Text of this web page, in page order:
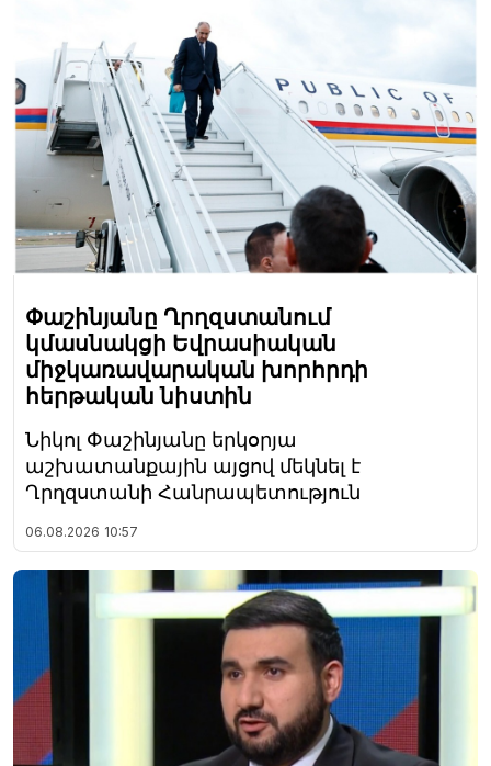
Փաշինյանը Ղրղզստանում
կմասնակցի Եվրասիական
միջկառավարական խորհրդի
հերթական նիստին
Նիկոլ Փաշինյանը երկօրյա
աշխատանքային այցով մեկնել է
Ղրղզստանի Հանրապետություն
06.08.2026 10:57